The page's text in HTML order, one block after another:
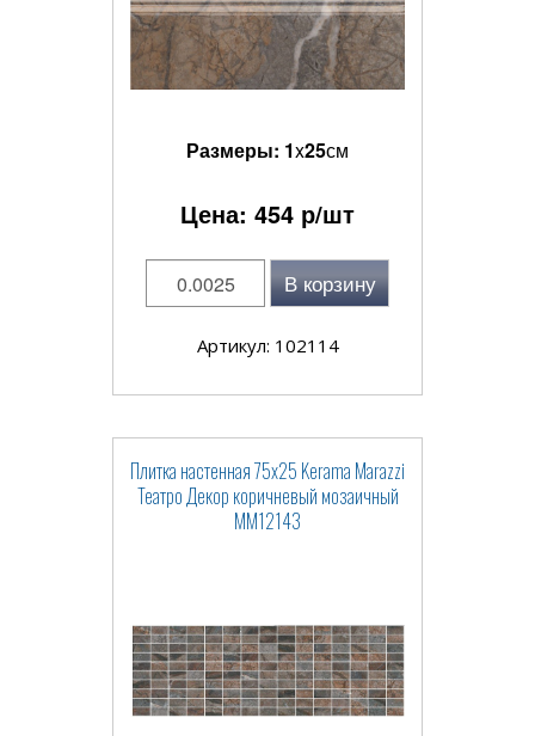
Размеры: 1x25см
Цена: 454 р/шт
В корзину
Артикул: 102114
Плитка настенная 75x25 Kerama Marazzi
Театро Декор коричневый мозаичный
MM12143